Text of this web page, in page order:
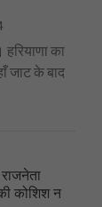
का
जाट के बाद
कोशिश न